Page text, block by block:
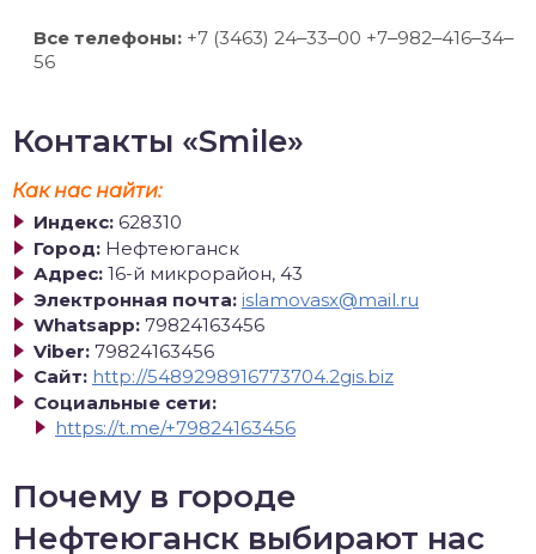
Все телефоны: +7 (3463) 24‒33‒00 +7‒982‒416‒34‒
56
Контакты «Smile»
Как нас найти:
Индекс: 628310
Город: Нефтеюганск
Адрес: 16-й микрорайон, 43
Электронная почта: islamovasx@mail.ru
Whatsapp: 79824163456
Viber: 79824163456
Сайт: http://5489298916773704.2gis.biz
Социальные сети:
https://t.me/+79824163456
Почему в городе
Нефтеюганск выбирают нас